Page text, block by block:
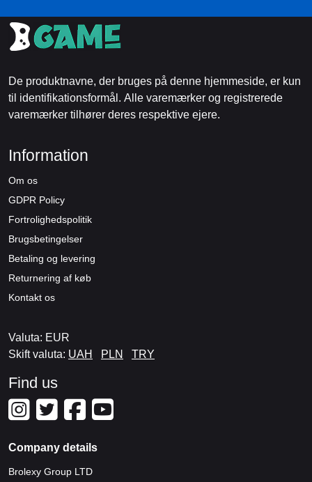
De produktnavne, der bruges på denne hjemmeside, er kun
til identifikationsformål. Alle varemærker og registrerede
varemærker tilhører deres respektive ejere.
Information
Om os
GDPR Policy
Fortrolighedspolitik
Brugsbetingelser
Betaling og levering
Returnering af køb
Kontakt os
Valuta: EUR
Skift valuta: UAH PLN TRY
Find us
Company details
Brolexy Group LTD